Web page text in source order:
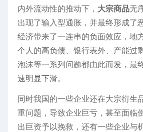
内外流动性的推动下， 大宗商品无
出现了输入型通胀，并最终形成了
经济带来了一连串的负面效应，地
个人的高负债、银行表外、产能过
泡沫等一系列问题都由此而发，最
速明显下滑。
同时我国的一些企业还在大宗衍生
重问题，导致企业巨亏，甚至面临
出巨资予以挽救，还有一些企业与